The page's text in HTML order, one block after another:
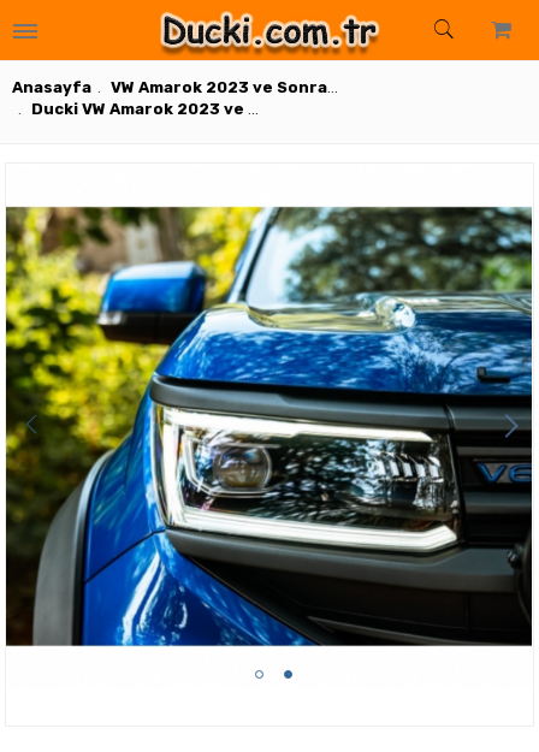
Anasayfa
VW Amarok 2023 ve Sonrası Dış Aksesuarlar
Ducki VW Amarok 2023 ve sonrası Far Çerçevesi